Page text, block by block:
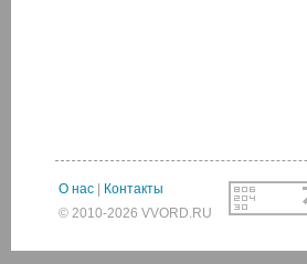
О нас
Контакты
© 2010-2026 VVORD.RU